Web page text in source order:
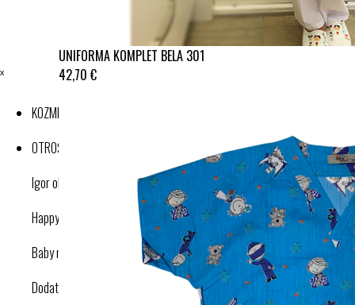
UNIFORMA KOMPLET BELA 301
42,70 €
ˣ
KOZMETIKA
OTROŠKI IZDELKI
Igor obutev
Happy nose cleaner
Baby nose cleaner
Dodatki